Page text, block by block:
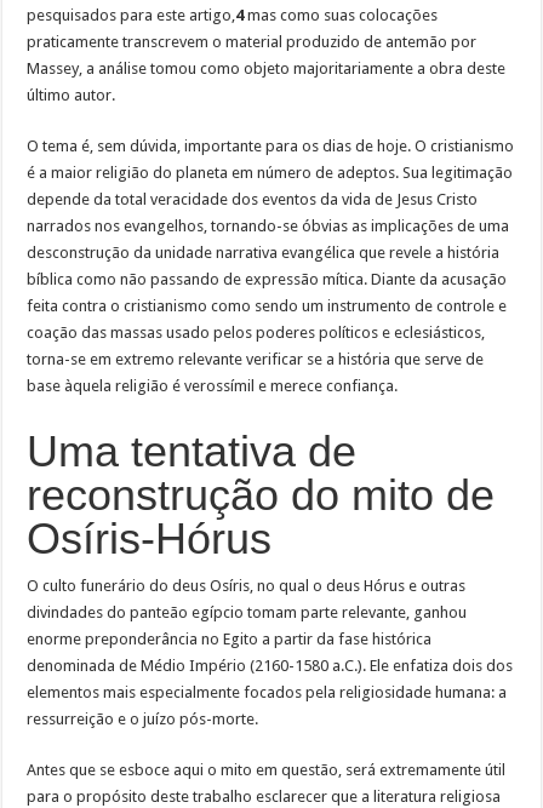
pesquisados para este artigo,4mas como suas colocações
praticamente transcrevem o material produzido de antemão por
Massey, a análise tomou como objeto majoritariamente a obra deste
último autor.
O tema é, sem dúvida, importante para os dias de hoje. O cristianismo
é a maior religião do planeta em número de adeptos. Sua legitimação
depende da total veracidade dos eventos da vida de Jesus Cristo
narrados nos evangelhos, tornando-se óbvias as implicações de uma
desconstrução da unidade narrativa evangélica que revele a história
bíblica como não passando de expressão mítica. Diante da acusação
feita contra o cristianismo como sendo um instrumento de controle e
coação das massas usado pelos poderes políticos e eclesiásticos,
torna-se em extremo relevante verificar se a história que serve de
base àquela religião é verossímil e merece confiança.
Uma tentativa de
reconstrução do mito de
Osíris-Hórus
O culto funerário do deus Osíris, no qual o deus Hórus e outras
divindades do panteão egípcio tomam parte relevante, ganhou
enorme preponderância no Egito a partir da fase histórica
denominada de Médio Império (2160-1580 a.C.). Ele enfatiza dois dos
elementos mais especialmente focados pela religiosidade humana: a
ressurreição e o juízo pós-morte.
Antes que se esboce aqui o mito em questão, será extremamente útil
para o propósito deste trabalho esclarecer que a literatura religiosa